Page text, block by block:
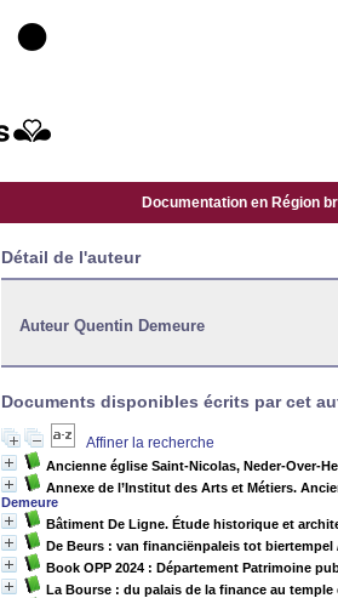
Documentation en Région
Détail de l'auteur
Auteur Quentin Demeure
Documents disponibles écrits par cet
Affiner la recherche
Ancienne église Saint-Nicolas, Neder-Over-
Annexe de l’Institut des Arts et Métiers.
Demeure
Bâtiment De Ligne. Étude historique et
De Beurs : van financiënpaleis tot biertempel
Book OPP 2024 : Département Patrimoine
La Bourse : du palais de la finance au temple